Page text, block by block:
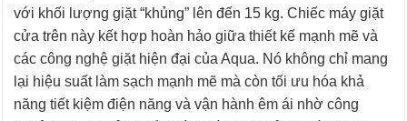
với khối lượng giặt “khủng” lên đến 15 kg. Chiếc máy giặt
cửa trên này kết hợp hoàn hảo giữa thiết kế mạnh mẽ và
các công nghệ giặt hiện đại của Aqua. Nó không chỉ mang
lại hiệu suất làm sạch mạnh mẽ mà còn tối ưu hóa khả
năng tiết kiệm điện năng và vận hành êm ái nhờ công